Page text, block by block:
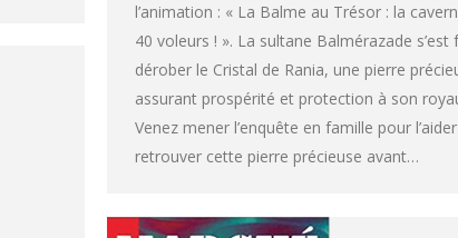
l’animation : « La Balme au Trésor : la
40 voleurs ! ». La sultane Balmérazade s’est
dérober le Cristal de Rania, une pierre
assurant prospérité et protection à son
Venez mener l’enquête en famille pour
retrouver cette pierre précieuse avant…